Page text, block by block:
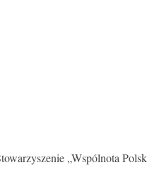
„Wspólnota